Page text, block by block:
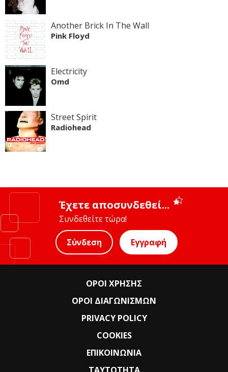
Another Brick In The Wall
Pink Floyd
Electricity
Omd
Street Spirit
Radiohead
Έχετε αποσυνδεθεί...
Συνδεθείτε τώρα!
Σύνδεση Εγγραφή
ΟΡΟΙ ΧΡΗΣΗΣ
ΟΡΟΙ ΔΙΑΓΩΝΙΣΜΩΝ
PRIVACY POLICY
COOKIES
ΕΠΙΚΟΙΝΩΝΙΑ